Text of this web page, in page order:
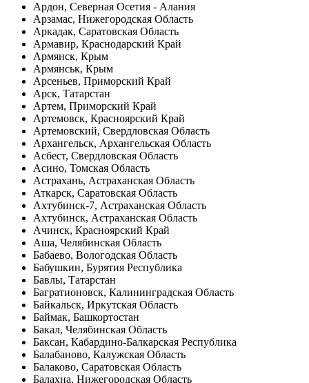
Ардон, Северная Осетия - Алания
Арзамас, Нижегородская Область
Аркадак, Саратовская Область
Армавир, Краснодарский Край
Армянск, Крым
Армянськ, Крым
Арсеньев, Приморский Край
Арск, Татарстан
Артем, Приморский Край
Артемовск, Красноярский Край
Артемовский, Свердловская Область
Архангельск, Архангельская Область
Асбест, Свердловская Область
Асино, Томская Область
Астрахань, Астраханская Область
Аткарск, Саратовская Область
Ахтубинск-7, Астраханская Область
Ахтубинск, Астраханская Область
Ачинск, Красноярский Край
Аша, Челябинская Область
Бабаево, Вологодская Область
Бабушкин, Бурятия Республика
Бавлы, Татарстан
Багратионовск, Калининградская Область
Байкальск, Иркутская Область
Баймак, Башкортостан
Бакал, Челябинская Область
Баксан, Кабардино-Балкарская Республика
Балабаново, Калужская Область
Балаково, Саратовская Область
Балахна, Нижегородская Область